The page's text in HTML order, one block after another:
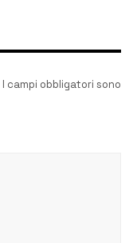
I campi obbligatori sono